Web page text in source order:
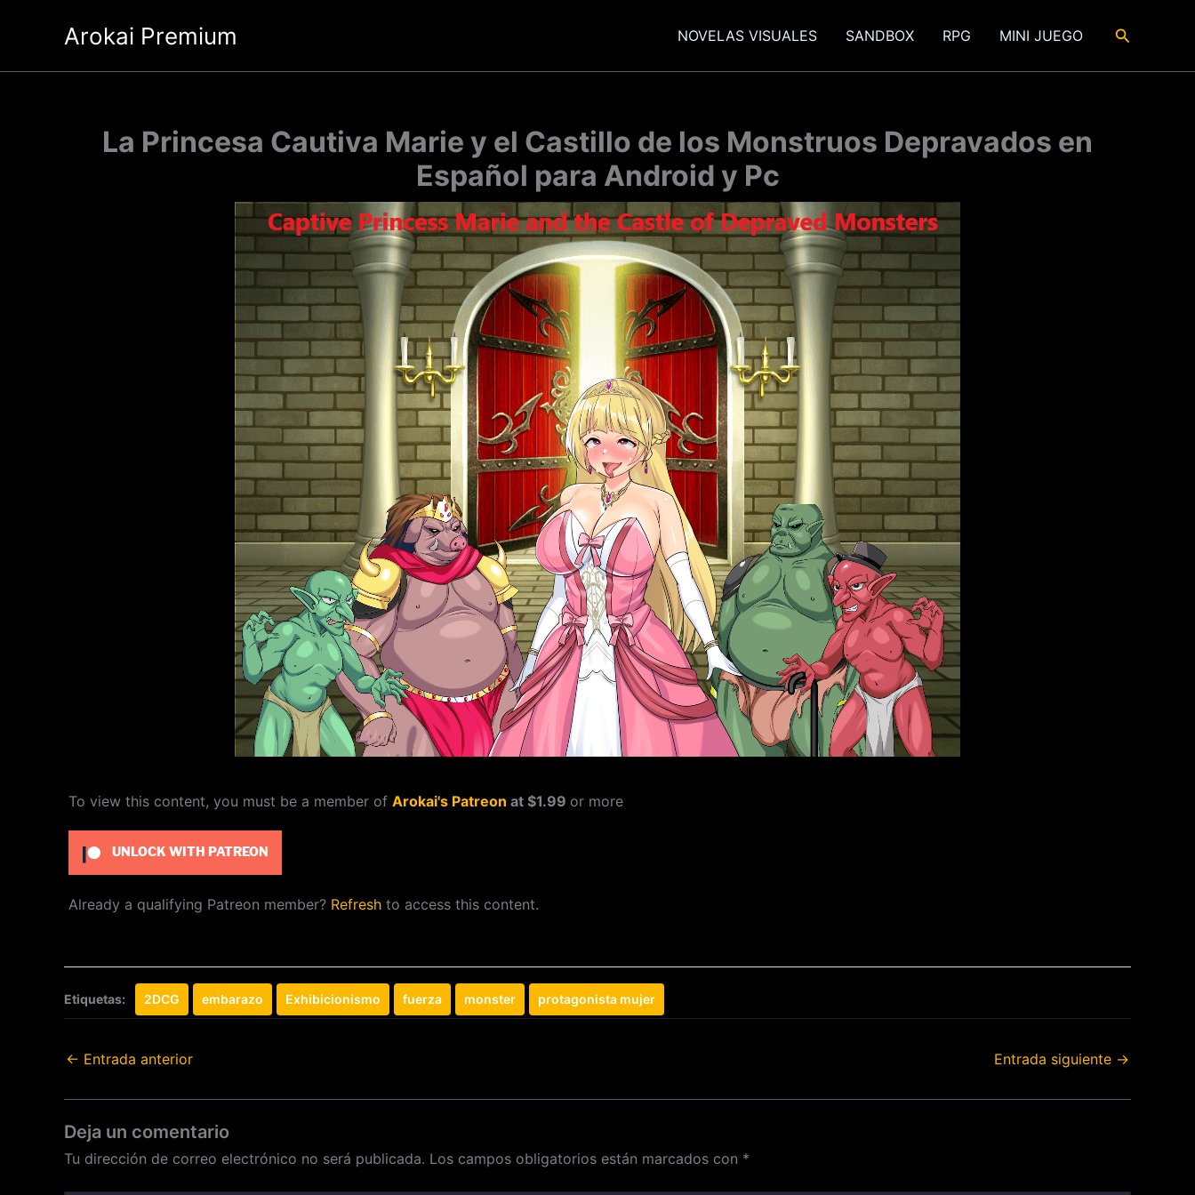
Arokai Premium NOVELAS VISUALES SANDBOX RPG MINI JUEGO Buscar
La Princesa Cautiva Marie y el Castillo de los Monstruos Depravados en
Español para Android y Pc
To view this content, you must be a member of Arokai's Patreon at $1.99 or more
UNLOCK WITH PATREON
Already a qualifying Patreon member? Refresh to access this content.
Etiquetas: 2DCG embarazo Exhibicionismo fuerza monster protagonista mujer
← Entrada anterior Entrada siguiente →
Deja un comentario
Tu dirección de correo electrónico no será publicada. Los campos obligatorios están marcados con *